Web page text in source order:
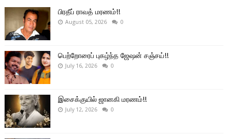
பிரதீப் ராவத் மரணம்!!
August 05, 2026 0
பெற்றோரைப் புகழ்ந்த ஜேஷன் சஞ்சய்!!
July 16, 2026 0
இசைக்குயில் ஜானகி மரணம்!!
July 12, 2026 0